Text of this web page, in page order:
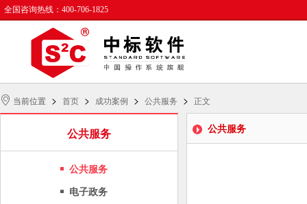
全国咨询热线：400-706-1825
当前位置 > 首页 > 成功案例 > 公共服务 > 正文
公共服务
公共服务
电子政务
公共服务